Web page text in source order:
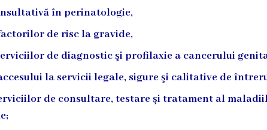
în perinatologie,
de risc la gravide,
de diagnostic şi profilaxie a cancerului
la servicii legale, sigure şi calitative de
de consultare, testare şi tratament al